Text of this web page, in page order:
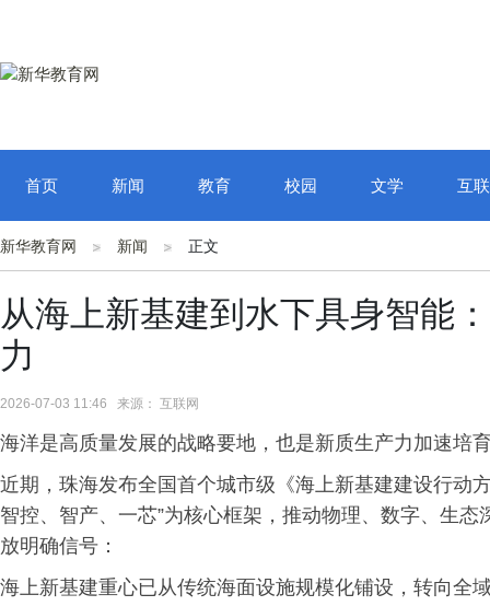
首页 新闻 教育 校园 文学 互
新华教育网 新闻 正文
从海上新基建到水下具身智能
力
2026-07-03 11:46 来源： 互联网
海洋是高质量发展的战略要地，也是新质生产力加速培
近期，珠海发布全国首个城市级《海上新基建建设行动
智控、智产、一芯”为核心框架，推动物理、数字、生
放明确信号：
海上新基建重心已从传统海面设施规模化铺设，转向全